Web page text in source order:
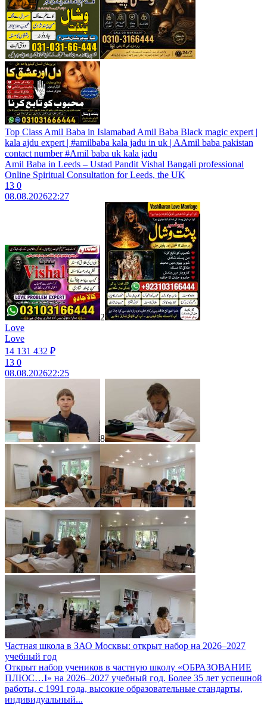
Top Class Amil Baba in Islamabad Amil Baba Black magic expert |
kala ajdu expert | #amilbaba kala jadu in uk | AAmil baba pakistan
contact number #Amil baba uk kala jadu
Amil Baba in Leeds – Ustad Pandit Vishal Bangali professional
Online Spiritual Consultation for Leeds, the UK
13 0
08.08.202622:27
2
Love
Love
14 131 432 ₽
13 0
08.08.202622:25
8
Частная школа в ЗАО Москвы: открыт набор на 2026–2027
учебный год
Открыт набор учеников в частную школу «ОБРАЗОВАНИЕ
ПЛЮС…I» на 2026–2027 учебный год. Более 35 лет успешной
работы, с 1991 года, высокие образовательные стандарты,
индивидуальный...